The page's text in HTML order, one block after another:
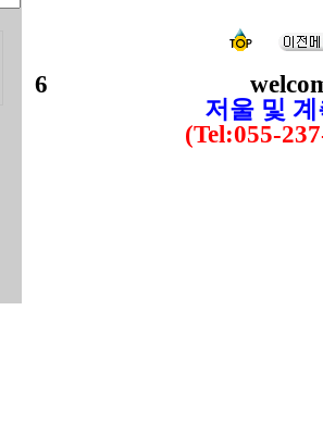
6 welcome
저울 및
(Tel:055-237-